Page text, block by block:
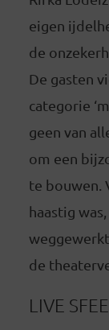
eigen
de
De gasten
categorie
geen van
om een
te bouwen.
haastig
de
LIVE